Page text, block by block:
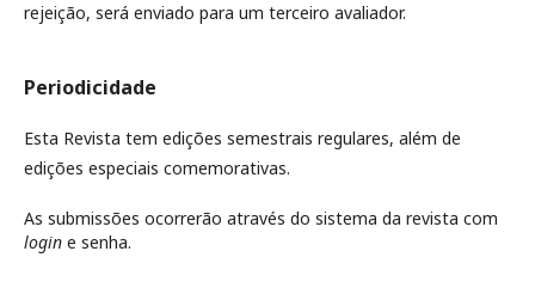
rejeição, será enviado para um terceiro avaliador.
Periodicidade
Esta Revista tem edições semestrais regulares, além de
edições especiais comemorativas.
As submissões ocorrerão através do sistema da revista com
login e senha.